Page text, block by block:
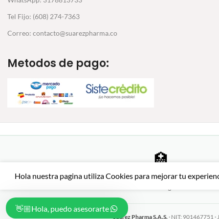
Tel Fijo: (608) 274-7363
Correo: contacto@suarezpharma.co
Metodos de pago:
Hola nuestra pagina utiliza Cookies para mejorar tu
🏥
Productos auténticos de
SSL
Suarez Pharma S.A.S. · NIT: 901467751
Hola, puedo asesorarte👋🏼